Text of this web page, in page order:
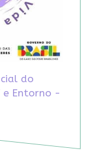
do
e Entorno -